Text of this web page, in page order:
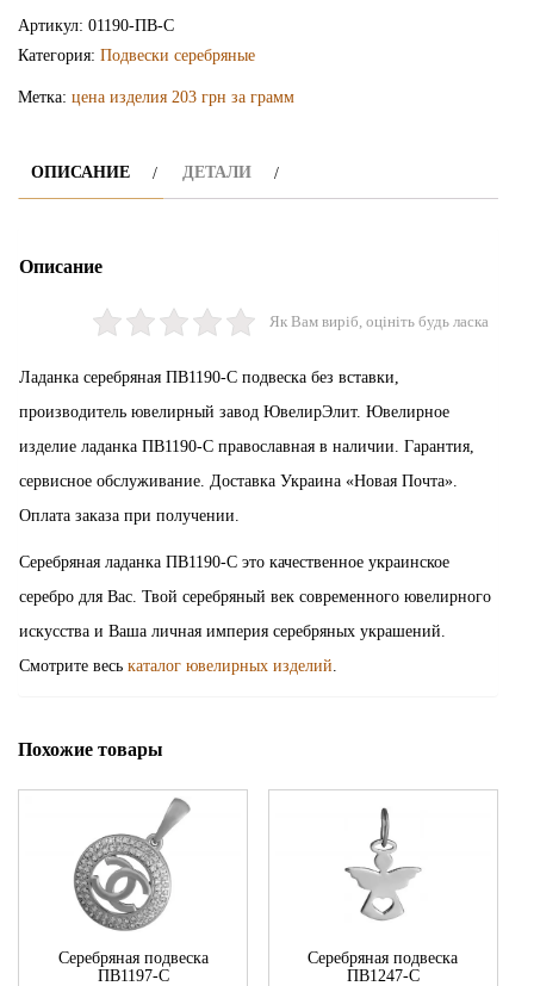
Артикул: 01190-ПВ-С
Категория: Подвески серебряные
Метка: цена изделия 203 грн за грамм
ОПИСАНИЕ ДЕТАЛИ
Описание
Як Вам виріб, оцініть будь ласка
Ладанка серебряная ПВ1190-С подвеска без вставки,
производитель ювелирный завод ЮвелирЭлит. Ювелирное
изделие ладанка ПВ1190-С православная в наличии. Гарантия,
сервисное обслуживание. Доставка Украина «Новая Почта».
Оплата заказа при получении.
Серебряная ладанка ПВ1190-С это качественное украинское
серебро для Вас. Твой серебряный век современного ювелирного
искусства и Ваша личная империя серебряных украшений.
Смотрите весь каталог ювелирных изделий
Похожие товары
Серебряная подвеска
ПВ1197-С
Серебряная подвеска
ПВ1247-С